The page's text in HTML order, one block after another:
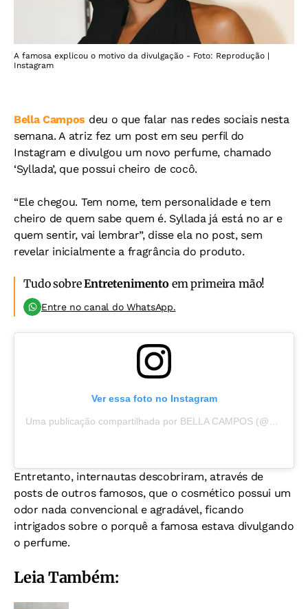
A famosa explicou o motivo da divulgação - Foto: Reprodução |
Instagram
Bella Campos deu o que falar nas redes sociais nesta
semana. A atriz fez um post em seu perfil do
Instagram e divulgou um novo perfume, chamado
‘Syllada’, que possui cheiro de cocô.
“Ele chegou. Tem nome, tem personalidade e tem
cheiro de quem sabe quem é. Syllada já está no ar e
quem sentir, vai lembrar”, disse ela no post, sem
revelar inicialmente a fragrância do produto.
Tudo sobreEntretenimento em primeira mão!
Entre no canal do WhatsApp.
Ver essa foto no Instagram
Entretanto, internautas descobriram, através de
posts de outros famosos, que o cosmético possui um
odor nada convencional e agradável, ficando
intrigados sobre o porquê a famosa estava divulgando
o perfume.
Leia Também: